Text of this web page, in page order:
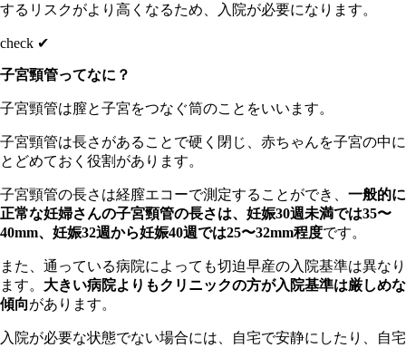
するリスクがより高くなるため、入院が必要になります。
check ✔︎
子宮頸管ってなに？
子宮頸管は膣と子宮をつなぐ筒のことをいいます。
子宮頸管は長さがあることで硬く閉じ、赤ちゃんを子宮の中に
とどめておく役割があります。
子宮頸管の長さは経膣エコーで測定することができ、 一般的に
正常な妊婦さんの子宮頸管の長さは、妊娠30週未満では35〜
40mm、妊娠32週から妊娠40週では25〜32mm程度です。
また、通っている病院によっても切迫早産の入院基準は異なり
ます。 大きい病院よりもクリニックの方が入院基準は厳しめな
傾向があります。
入院が必要な状態でない場合には、自宅で安静にしたり、自宅